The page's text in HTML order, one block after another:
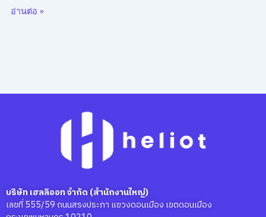
อ่านต่อ »
บริษัท เฮลลิออท จำกัด (สำนักงานใหญ่)
เลขที่ 555/59 ถนนสรงประภา แขวงดอนเมือง เขตดอนเมือง